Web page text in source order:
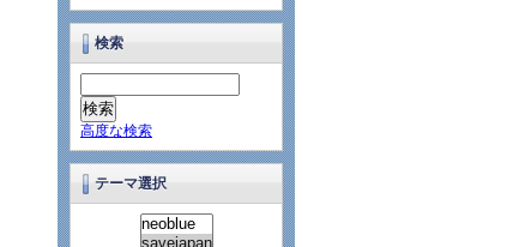
検索
高度な検索
テーマ選択